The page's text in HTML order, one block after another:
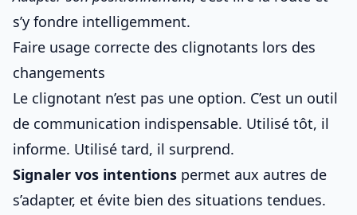
s’y fondre intelligemment.
Faire usage correcte des clignotants lors des
changements
Le clignotant n’est pas une option. C’est un outil
de communication indispensable. Utilisé tôt, il
informe. Utilisé tard, il surprend.
Signaler vos intentions permet aux autres de
s’adapter, et évite bien des situations tendues.